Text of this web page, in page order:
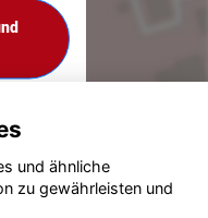
2020 - 2026
und ähnliche
zu gewährleisten und